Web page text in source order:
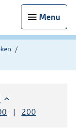
Menu
op:
aflopend
pagina
per pagina
resultaten per
Toon
200